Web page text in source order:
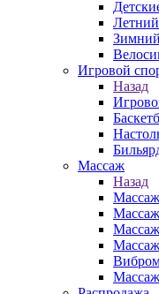
Игровой
Назад
Массаж
Назад
Массаж